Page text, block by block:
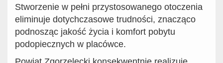
Stworzenie w pełni przystosowanego otoczenia
eliminuje dotychczasowe trudności, znacząco
podnosząc jakość życia i komfort pobytu
podopiecznych w placówce.